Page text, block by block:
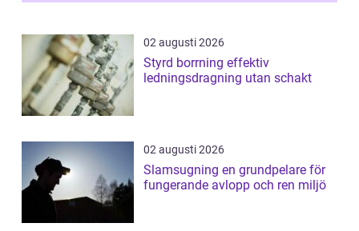
02 augusti 2026
Styrd borrning effektiv
ledningsdragning utan schakt
02 augusti 2026
Slamsugning en grundpelare för
fungerande avlopp och ren miljö